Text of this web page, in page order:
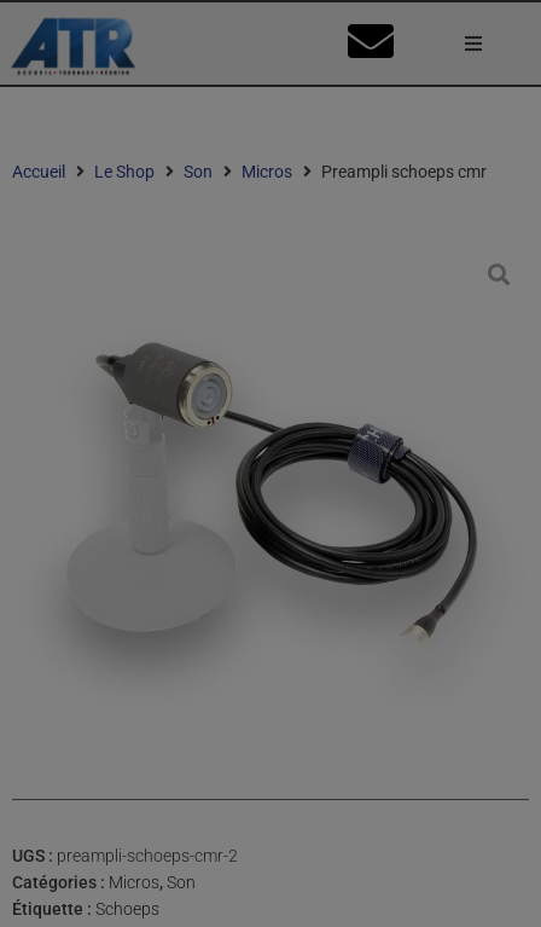
Son
Accueil Le Shop Son Micros Preampli schoeps cmr
UGS : preampli-schoeps-cmr-2
Catégories : Micros,Son
Étiquette : Schoeps